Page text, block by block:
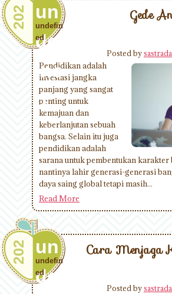
Gede
202
un
def
ine
d
undefin
ed
Posted by
Pendidikan adalah
investasi jangka
panjang yang sangat
penting untuk
kemajuan dan
keberlanjutan sebuah
bangsa. Selain itu juga
pendidikan adalah
sarana untuk pembentukan karakter
nantinya lahir generasi-generasi
daya saing global tetapi masih...
Read More
Cara Menjaga
202
un
def
undefin
ed
Posted by